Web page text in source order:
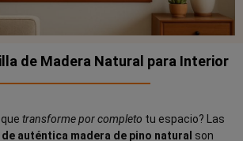
de Madera Natural para Interior
transforme por completo tu espacio? Las
auténtica madera de pino natural son